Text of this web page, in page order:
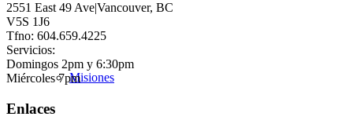
Misiones
2551 East 49 Ave|Vancouver, BC
V5S 1J6
Tfno: 604.659.4225
Servicios:
Domingos 2pm y 6:30pm
Miércoles 7pm
Enlaces